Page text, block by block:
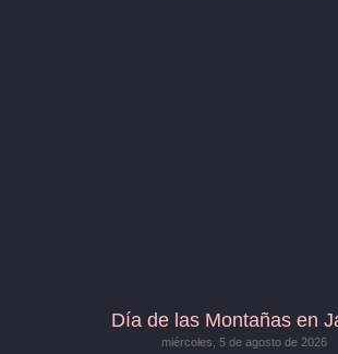
Día de las Montañas en
miércoles, 5 de agosto de 2026